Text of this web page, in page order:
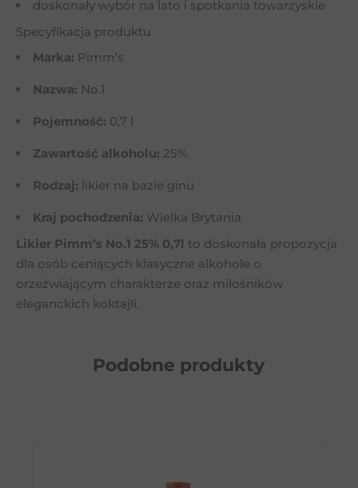
doskonały wybór na lato i spotkania towarzyskie
Specyfikacja produktu
Marka: Pimm’s
Nazwa: No.1
Pojemność: 0,7 l
Zawartość alkoholu: 25%
Rodzaj: likier na bazie ginu
Kraj pochodzenia: Wielka Brytania
Likier Pimm’s No.1 25% 0,7l to doskonała propozycja
dla osób ceniących klasyczne alkohole o
orzeźwiającym charakterze oraz miłośników
eleganckich koktajli.
Podobne produkty